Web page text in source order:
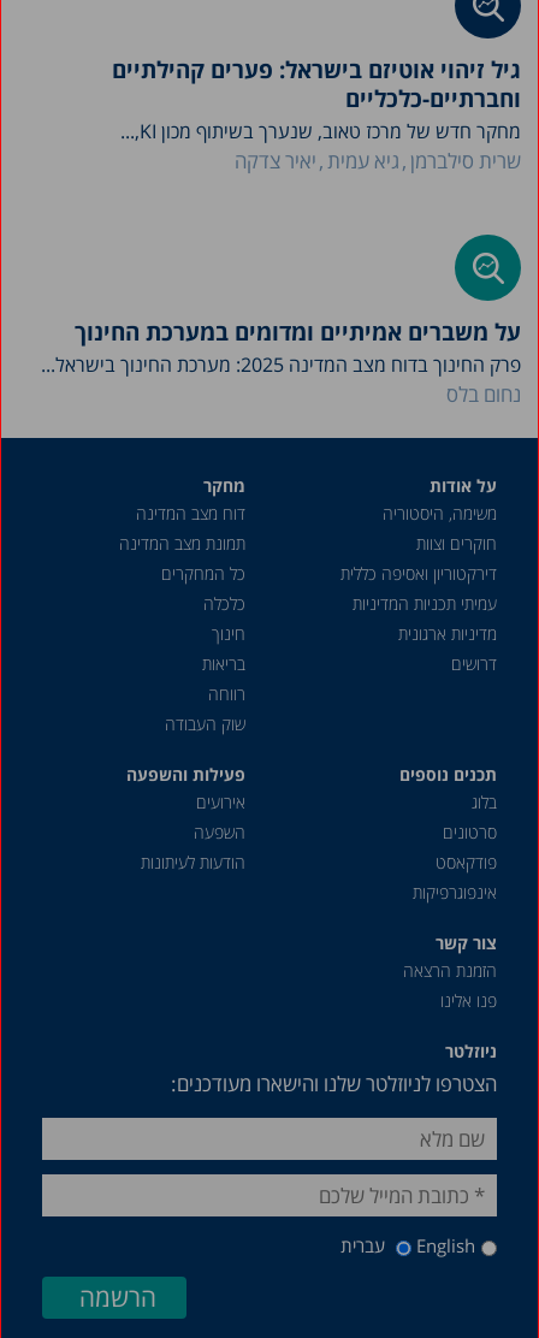
גיל זיהוי אוטיזם בישראל: פערים קהילתיים
וחברתיים-כלכליים
מחקר חדש של מרכז טאוב, שנערך בשיתוף מכון KI,...
שרית סילברמן גיא עמית יאיר צדקה
על משברים אמיתיים ומדומים במערכת החינוך
פרק החינוך בדוח מצב המדינה 2025: מערכת החינוך בישראל...
נחום בלס
על אודות
משימה, היסטוריה
חוקרים וצוות
דירקטוריון ואסיפה כללית
עמיתי תכניות המדיניות
מדיניות ארגונית
דרושים
מחקר
דוח מצב המדינה
תמונת מצב המדינה
כל המחקרים
כלכלה
חינוך
בריאות
רווחה
שוק העבודה
תכנים נוספים
בלוג
סרטונים
פודקאסט
אינפוגרפיקות
פעילות והשפעה
אירועים
השפעה
הודעות לעיתונות
צור קשר
הזמנת הרצאה
פנו אלינו
ניוזלטר
הצטרפו לניוזלטר שלנו והישארו מעודכנים:
English עברית